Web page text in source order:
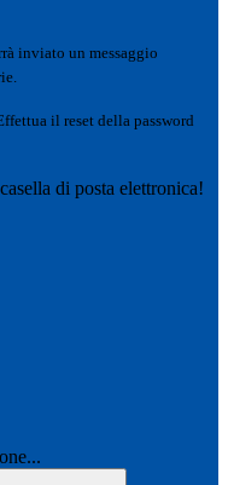
inviato un messaggio
il reset della password
di posta elettronica!